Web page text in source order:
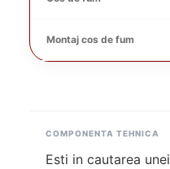
Montaj cos de fum
COMPONENTA TEHNICA
Esti in cautarea unei